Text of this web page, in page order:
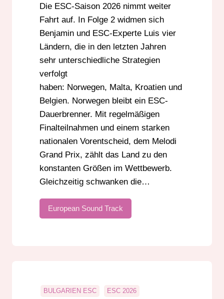
Die ESC-Saison 2026 nimmt weiter
Fahrt auf. In Folge 2 widmen sich
Benjamin und ESC-Experte Luis vier
Ländern, die in den letzten Jahren
sehr unterschiedliche Strategien
verfolgt
haben: Norwegen, Malta, Kroatien und
Belgien. Norwegen bleibt ein ESC-
Dauerbrenner. Mit regelmäßigen
Finalteilnahmen und einem starken
nationalen Vorentscheid, dem Melodi
Grand Prix, zählt das Land zu den
konstanten Größen im Wettbewerb.
Gleichzeitig schwanken die…
European Sound Track
BULGARIEN ESC ESC 2026